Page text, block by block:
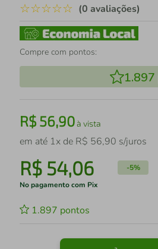
☆☆☆☆☆ (0 avaliações)
Compre com pontos:
1.897
R$56,90à vista
em até 1x de R$ 56,90 s/juros
R$ 54,06 -5%
No pagamento com Pix
1.897 pontos